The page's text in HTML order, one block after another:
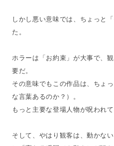
しかし悪い意味では、ちょっと
た。
ホラーは「お約束」が大事で、
要だ。
その意味でもこの作品は、ちょ
な言葉あるのか？）。
もっと主要な登場人物が呪われ
そして、やはり観客は、動かな